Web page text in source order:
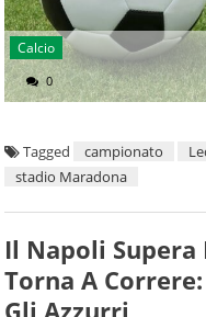
Calcio
0
Tagged campionato
stadio Maradona
Il Napoli Supera
Torna A